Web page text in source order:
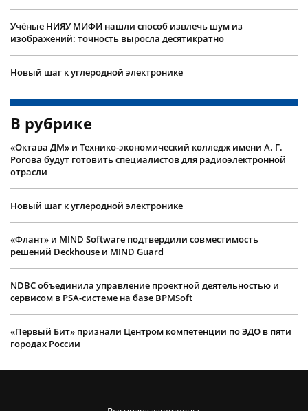
Учëные НИЯУ МИФИ нашли способ извлечь шум из
изображений: точность выросла десятикратно
Новый шаг к углеродной электронике
В рубрике
«Октава ДМ» и Технико-экономический колледж имени А. Г.
Рогова будут готовить специалистов для радиоэлектронной
отрасли
Новый шаг к углеродной электронике
«Флант» и MIND Software подтвердили совместимость
решений Deckhouse и MIND Guard
NDBC объединила управление проектной деятельностью и
сервисом в PSA-системе на базе BPMSoft
«Первый Бит» признали Центром компетенции по ЭДО в пяти
городах России